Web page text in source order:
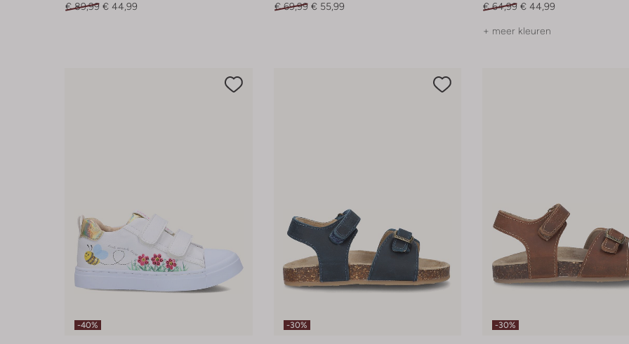
€ 89,99 € 44,99
€ 69,99 € 55,99
€ 64,99 € 44,99
+ meer kleuren
-40% -30% -30%